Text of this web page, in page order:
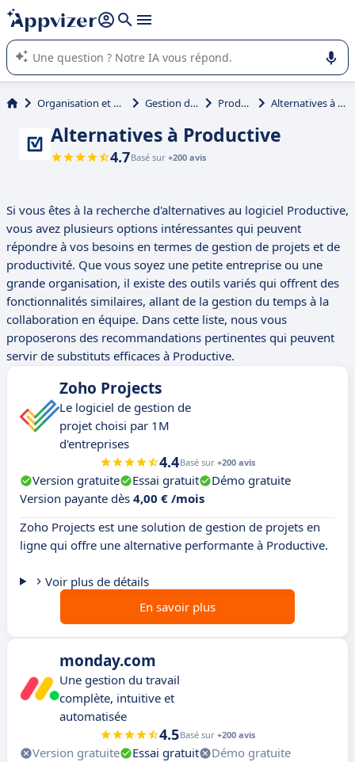
répondre (plusieurs lignes avec
L'IA de Appvizer vous guide dans l'utilisation ou la sélection de
logiciel SaaS en entreprise.
Organisation et planification Gestion de projet Productive Alternatives à Productive
Alternatives à Productive
4.7Basé sur +200 avis
Si vous êtes à la recherche d'alternatives au logiciel Productive,
vous avez plusieurs options intéressantes qui peuvent
répondre à vos besoins en termes de gestion de projets et de
productivité. Que vous soyez une petite entreprise ou une
grande organisation, il existe des outils variés qui offrent des
fonctionnalités similaires, allant de la gestion du temps à la
collaboration en équipe. Dans cette liste, nous vous
proposerons des recommandations pertinentes qui peuvent
servir de substituts efficaces à Productive.
Zoho Projects
Le logiciel de gestion de
projet choisi par 1M
d'entreprises
4.4Basé sur +200 avis
Version gratuite Essai gratuit
Démo gratuite
Version payante dès 4,00 € /mois
Zoho Projects est une solution de gestion de projets en
ligne qui offre une alternative performante à Productive.
Voir plus de détails
En savoir plus
monday.com
Une gestion du travail
complète, intuitive et
automatisée
4.5Basé sur +200 avis
Version gratuite Essai gratuit
Démo gratuite